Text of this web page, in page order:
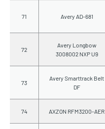
71 Avery AD-681
72
Avery Longbow
3008002 NXP U9
73
Avery Smarttrack Belt
DF
74 AXZON RFM3200-AER